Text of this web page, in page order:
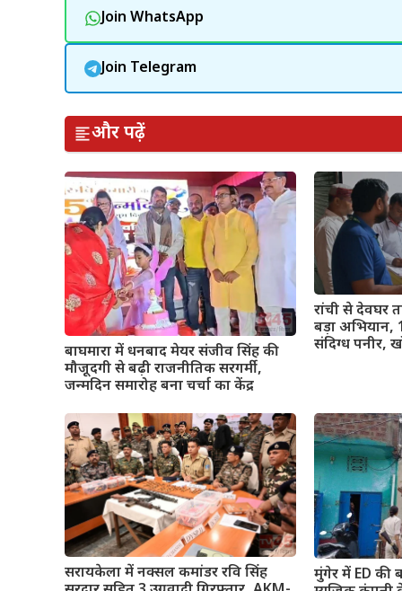
Join WhatsApp
Join Telegram
और पढ़ें
बाघमारा में धनबाद मेयर संजीव सिंह की
मौजूदगी से बढ़ी राजनीतिक सरगर्मी,
जन्मदिन समारोह बना चर्चा का केंद्र
रांची से देवघर
बड़ा अभियान,
संदिग्ध पनीर,
सरायकेला में नक्सल कमांडर रवि सिंह
मुंगेर में ED की